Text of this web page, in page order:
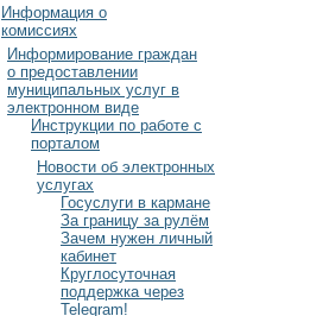
Информация о
комиссиях
Информирование граждан
о предоставлении
муниципальных услуг в
электронном виде
Инструкции по работе с
порталом
Новости об электронных
услугах
Госуслуги в кармане
За границу за рулём
Зачем нужен личный
кабинет
Круглосуточная
поддержка через
Telegram!